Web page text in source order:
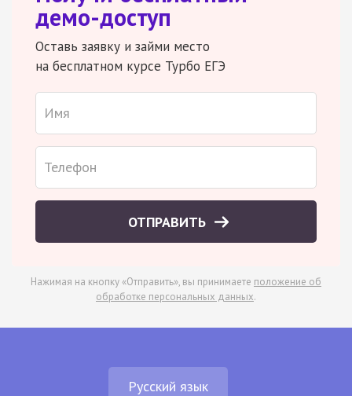
демо-доступ
Оставь заявку и займи место
на бесплатном курсе Турбо ЕГЭ
ОТПРАВИТЬ
Нажимая на кнопку «Отправить», вы принимаете положение об
обработке персональных данных.
Русский язык